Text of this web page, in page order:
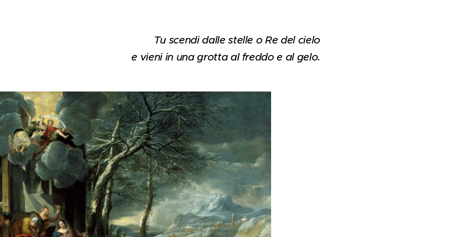
Tu scendi dalle stelle o Re del cielo
e vieni in una grotta al freddo e al gelo.